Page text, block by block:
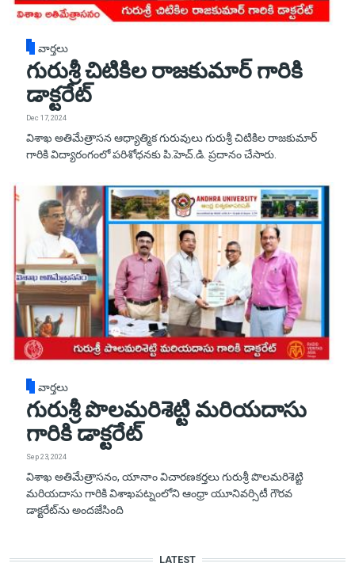
వార్తలు
గురుశ్రీ చిటికిల రాజకుమార్ గారికి
డాక్టరేట్‌
Dec 17, 2024
విశాఖ అతిమేత్రాసన ఆధ్యాత్మిక గురువులు గురుశ్రీ చిటికిల రాజకుమార్
గారికి విద్యారంగంలో పరిశోధనకు పి.హెచ్.డి. ప్రదానం చేసారు.
వార్తలు
గురుశ్రీ పొలమరిశెట్టి మరియదాసు
గారికి డాక్టరేట్‌
Sep 23, 2024
విశాఖ అతిమేత్రాసనం, యానాం విచారణకర్తలు గురుశ్రీ పొలమరిశెట్టి
మరియదాసు గారికి విశాఖపట్నంలోని ఆంధ్రా యూనివర్సిటీ గౌరవ
డాక్టరేట్‌ను అందజేసింది
LATEST